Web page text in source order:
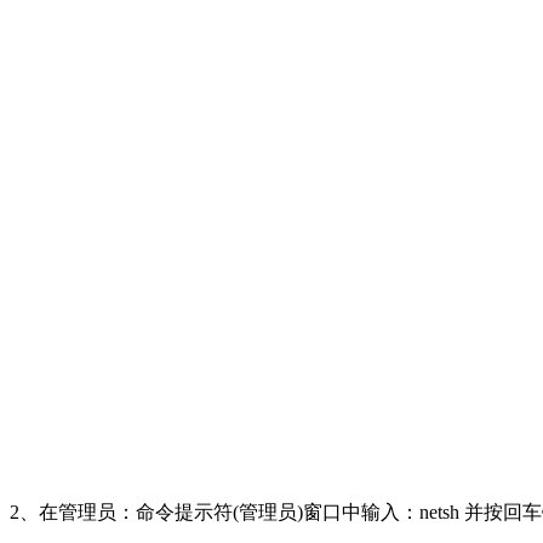
2、在管理员：命令提示符(管理员)窗口中输入：netsh 并按回